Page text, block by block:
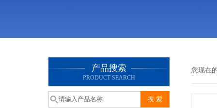
产品搜索
PRODUCT SEARCH
您现在